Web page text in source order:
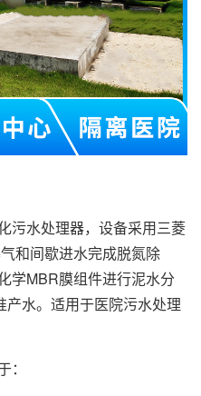
水处理器，设备采用三菱
和间歇进水完成脱氮除
学MBR膜组件进行泥水分
水。适用于医院污水处理